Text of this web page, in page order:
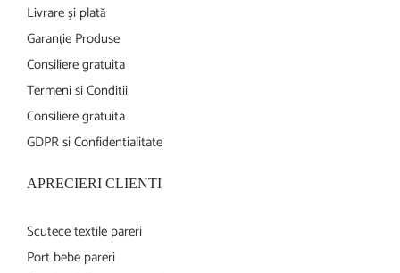
Livrare şi plată
Garanţie Produse
Consiliere gratuita
Termeni si Conditii
Consiliere gratuita
GDPR si Confidentialitate
APRECIERI CLIENTI
Scutece textile pareri
Port bebe pareri